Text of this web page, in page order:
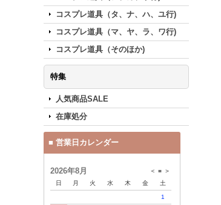
コスプレ道具（タ、ナ、ハ、ユ行)
コスプレ道具（マ、ヤ、ラ、ワ行)
コスプレ道具（そのほか)
特集
人気商品SALE
在庫処分
■ 営業日カレンダー
＞
■
＜
2026年8月
日 月 火 水 木 金 土
1